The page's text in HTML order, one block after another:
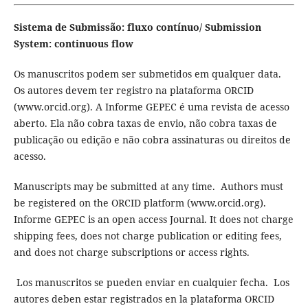
Sistema de Submissão: fluxo contínuo/ Submission
System: continuous flow
Os manuscritos podem ser submetidos em qualquer data.
Os autores devem ter registro na plataforma ORCID
(www.orcid.org). A Informe GEPEC é uma revista de acesso
aberto. Ela não cobra taxas de envio, não cobra taxas de
publicação ou edição e não cobra assinaturas ou direitos de
acesso.
Manuscripts may be submitted at any time. Authors must
be registered on the ORCID platform (www.orcid.org).
Informe GEPEC is an open access Journal. It does not charge
shipping fees, does not charge publication or editing fees,
and does not charge subscriptions or access rights.
Los manuscritos se pueden enviar en cualquier fecha. Los
autores deben estar registrados en la plataforma ORCID